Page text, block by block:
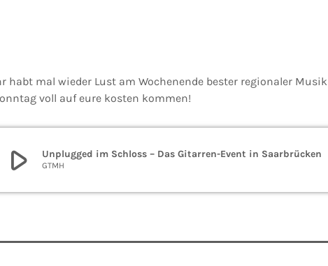
habt mal wieder Lust am Wochenende bester regionaler
voll auf eure kosten kommen!
play_arrow Unplugged im Schloss – Das Gitarren-Event in Saarbrücken
GTMH